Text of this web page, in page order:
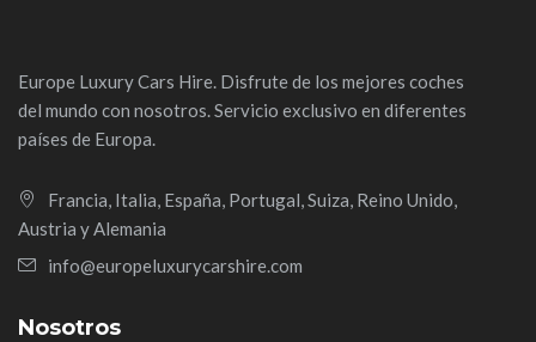
Europe Luxury Cars Hire. Disfrute de los mejores coches
del mundo con nosotros. Servicio exclusivo en diferentes
países de Europa.
Francia, Italia, España, Portugal, Suiza, Reino Unido,
Austria y Alemania
info@europeluxurycarshire.com
Nosotros